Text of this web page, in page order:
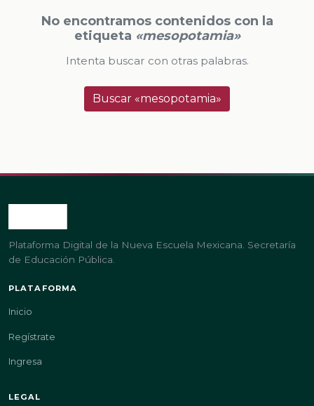
No encontramos contenidos con la
etiqueta «mesopotamia»
Intenta buscar con otras palabras.
Buscar «mesopotamia»
Plataforma Digital de la Nueva Escuela Mexicana. Secretaría
de Educación Pública.
PLATAFORMA
Inicio
Regístrate
Ingresa
LEGAL